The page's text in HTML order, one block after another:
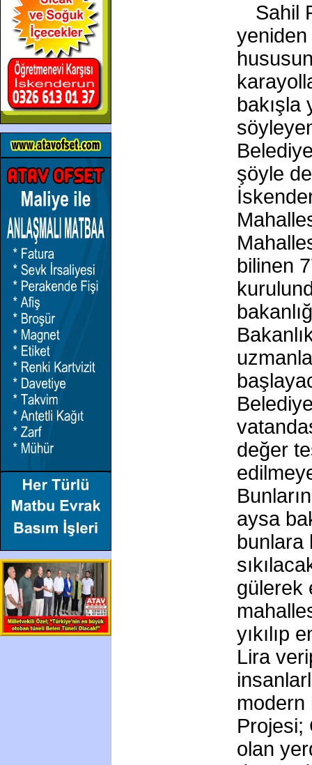
Sahil
yeniden
bakışla
şöyle
bilinen
değer
aysa
bunlara
gülerek
yıkılıp
Lira
modern
Projesi;
olan